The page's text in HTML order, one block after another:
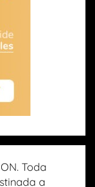
Toda
a